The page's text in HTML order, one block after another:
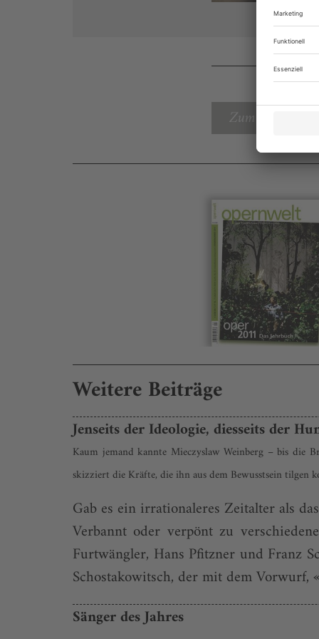
Zum
Weitere Beiträge
Jenseits der Ideologie, diesseits der
Kaum jemand kannte Mieczyslaw Weinberg – bis die
skizziert die Kräfte, die ihn aus dem Bewusstsein tilgen
Gab es ein irrationaleres Zeitalter als
Verbannt oder verpönt zu
Furtwängler, Hans Pfitzner und Franz
Schostakowitsch, der mit dem Vorwurf,
Sänger des Jahres